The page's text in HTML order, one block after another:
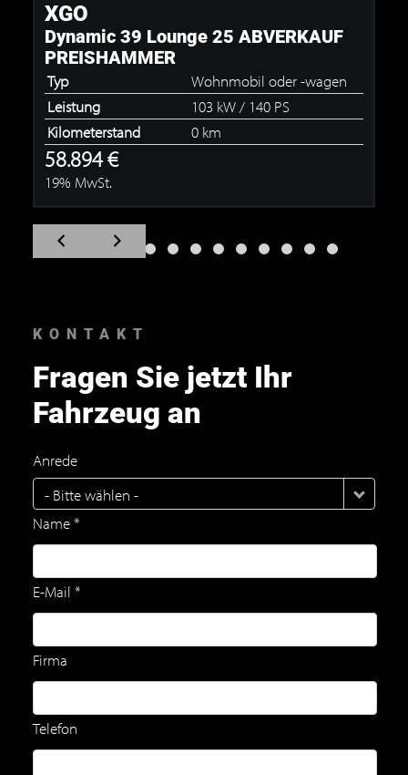
XGO
Dynamic 39 Lounge 25 ABVERKAUF
PREISHAMMER
Typ
Wohnmobil oder -wagen
Leistung
103 kW / 140 PS
Kilometerstand
0 km
58.894 €
19% MwSt.
Zum
vorherigen
Zum
nächsten
KONTAKT
Fragen Sie jetzt Ihr
Fahrzeug an
Anrede
- Bitte wählen -
Name *
E-Mail *
Firma
Telefon